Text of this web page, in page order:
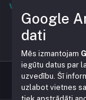
Google
dati
Mēs izmantojam
iegūtu datus par
uzvedību. Šī
uzlabot vietnes